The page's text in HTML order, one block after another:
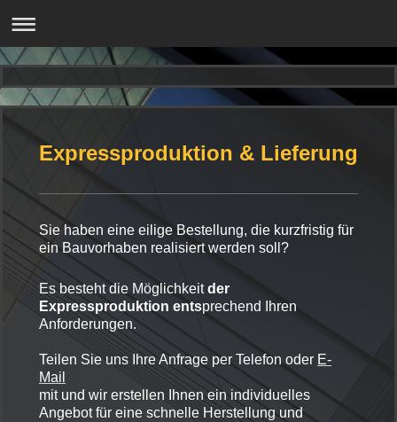
Expressproduktion & Lieferung
Sie haben eine eilige Bestellung, die kurzfristig für
ein Bauvorhaben realisiert werden soll?
Es besteht die Möglichkeitder
Expressproduktion entsprechend Ihren
Anforderungen.
Teilen Sie uns Ihre Anfrage per Telefon oder E-
Mail
mit und wir erstellen Ihnen ein individuelles
Angebot für eine schnelle Herstellung und